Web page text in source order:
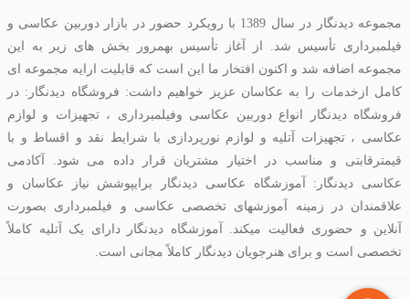
مجموعه دیدنگار در سال 1389 با رویکرد حضور در بازار دوربین عکاسی و
فیلمبرداری تأسیس شد. از آغاز تأسیس بهمرور بخش های زیر به این
مجموعه اضافه شد و اکنون افتخار ما این است که قابلیت ارایه مجموعه ای
کامل ازخدمات را به عکاسان عزیز خواهیم داشت: فروشگاه دیدنگار: در
فروشگاه دیدنگار انواع دوربین عکاسی وفیلمبرداری ، تجهیزات و لوازم
عکاسی ، تجهیزات آتلیه و لوازم نورپردازی با شرایط نقد و اقساط و با
قیمترقابتی و مناسب در اختیار مشتریان قرار داده می شود. آکادمی
عکاسی دیدنگار: آموزشگاه عکاسی دیدنگار برایپوشش نیاز عکاسان و
علاقمندان در زمینه آموزشهای تخصصی عکاسی و فیلمبرداری بصورت
آنلاین و حضوری فعالیت میکند. آموزشگاه دیدنگار دارای یک آتلیه کاملاً
تخصصی است و برای هنرجویان دیدنگار کاملاً مجانی است.